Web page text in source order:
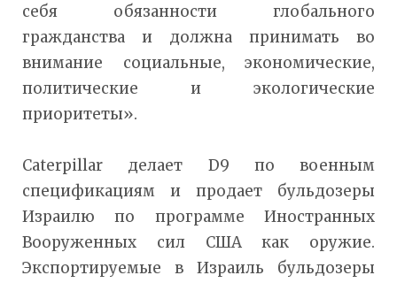
себя обязанности глобального
гражданства и должна принимать во
внимание социальные, экономические,
политические и экологические
приоритеты».
Caterpillar делает D9 по военным
спецификациям и продает бульдозеры
Израилю по программе Иностранных
Вооруженных сил США как оружие.
Экспортируемые в Израиль бульдозеры